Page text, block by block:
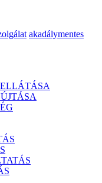
akadálymentes